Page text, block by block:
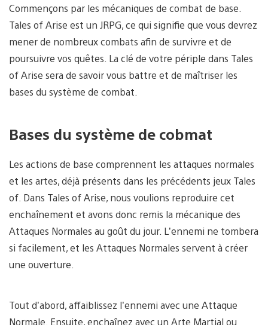
Commençons par les mécaniques de combat de base.
Tales of Arise est un JRPG, ce qui signifie que vous devrez
mener de nombreux combats afin de survivre et de
poursuivre vos quêtes. La clé de votre périple dans Tales
of Arise sera de savoir vous battre et de maîtriser les
bases du système de combat.
Bases du système de cobmat
Les actions de base comprennent les attaques normales
et les artes, déjà présents dans les précédents jeux Tales
of. Dans Tales of Arise, nous voulions reproduire cet
enchaînement et avons donc remis la mécanique des
Attaques Normales au goût du jour. L’ennemi ne tombera
si facilement, et les Attaques Normales servent à créer
une ouverture.
Tout d’abord, affaiblissez l’ennemi avec une Attaque
Normale. Ensuite, enchaînez avec un Arte Martial ou